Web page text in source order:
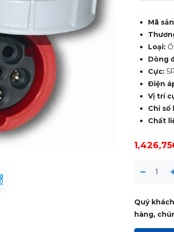
Mã
Loại:
Dòng
Cực:
Điện
Vị trí
Chỉ số
Chất
Quý
hàng,